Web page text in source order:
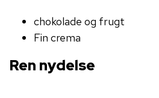
chokolade og frugt
Fin crema
Ren nydelse